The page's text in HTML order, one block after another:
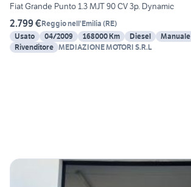
Fiat Grande Punto 1.3 MJT 90 CV 3p. Dynamic
2.799 €Reggio nell'Emilia (RE)
Usato
04/2009 168000 Km Diesel Manuale
Rivenditore MEDIAZIONE MOTORI S.R.L